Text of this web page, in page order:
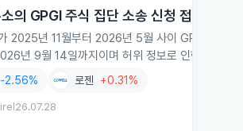
의 GPGI 주식 집단 소송 신청 접수
2025년 11월부터 2026년 5월 사이 GPGI 주식
년 9월 14일까지이며 허위 정보로 인한 손실에
-2.56% 로젠 +0.31%
26.07.28